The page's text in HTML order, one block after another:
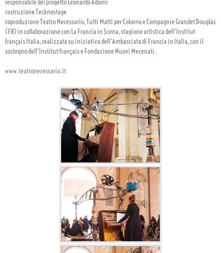
responsabile del progetto Leonardo Adorni
costruzione Tecknostage
coproduzione Teatro Necessario, Tutti Matti per Colorno e Compagnie Grandet Douglas
(FR) in collaborazione con La Francia in Scena, stagione artistica dell’Institut
français Italia, realizzata su iniziativa dell’Ambasciata di Francia in Italia, con il
sostegno dell’Institut français e Fondazione Nuovi Mecenati.
www.teatronecessario.it